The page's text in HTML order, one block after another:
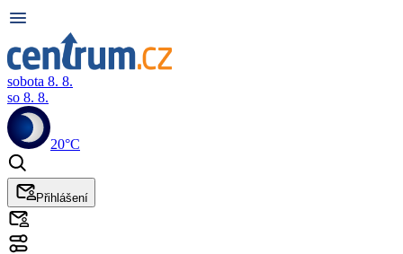
sobota 8. 8.
so 8. 8.
20°C
Přihlášení